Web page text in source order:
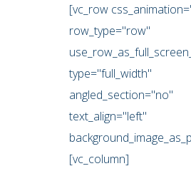
[vc_row
row_type="row"
type="full_width"
angled_section="no"
text_align="left"
[vc_column]